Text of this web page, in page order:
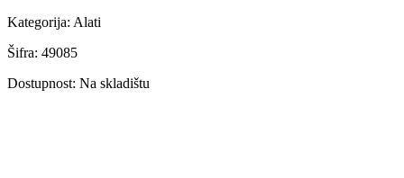
Kategorija: Alati
Šifra: 49085
Dostupnost: Na skladištu